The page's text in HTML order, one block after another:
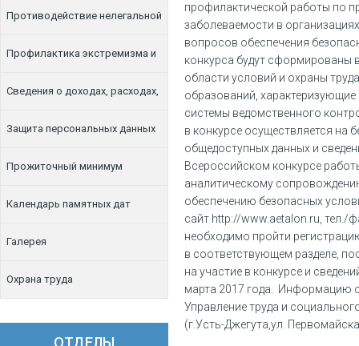
Противодействие нелегальной
занятости
Профилактика экстремизма и
терроризма
Сведения о доходах, расходах,
об имуществе и обязательствах
имущественного характера
Защита персональных данных
Прожиточный минимум
Календарь памятных дат
Галерея
Охрана труда
ОТДЕЛЫ
профилактической работы по
заболеваемости в
вопросов обеспечения
конкурса будут сформированы
области условий и охраны
образований,
системы ведомственного
в конкурсе осуществляется на
общедоступных данных и
Всероссийском конкурсе
аналитическому
обеспечению безопасных
сайт http://www.aetalon.ru, тел./
необходимо пройти
в соответствующем разделе,
на участие в конкурсе и
марта 2017 года. Информацию
Управление труда и
(г.Усть-Джегута,ул.